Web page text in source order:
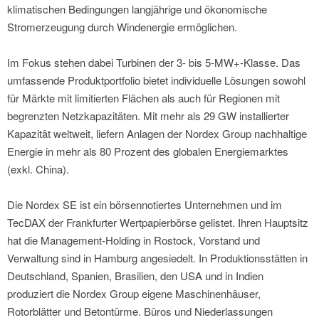
klimatischen Bedingungen langjährige und ökonomische
Stromerzeugung durch Windenergie ermöglichen.
Im Fokus stehen dabei Turbinen der 3- bis 5-MW+-Klasse. Das
umfassende Produktportfolio bietet individuelle Lösungen sowohl
für Märkte mit limitierten Flächen als auch für Regionen mit
begrenzten Netzkapazitäten. Mit mehr als 29 GW installierter
Kapazität weltweit, liefern Anlagen der Nordex Group nachhaltige
Energie in mehr als 80 Prozent des globalen Energiemarktes
(exkl. China).
Die Nordex SE ist ein börsennotiertes Unternehmen und im
TecDAX der Frankfurter Wertpapierbörse gelistet. Ihren Hauptsitz
hat die Management-Holding in Rostock, Vorstand und
Verwaltung sind in Hamburg angesiedelt. In Produktionsstätten in
Deutschland, Spanien, Brasilien, den USA und in Indien
produziert die Nordex Group eigene Maschinenhäuser,
Rotorblätter und Betontürme. Büros und Niederlassungen